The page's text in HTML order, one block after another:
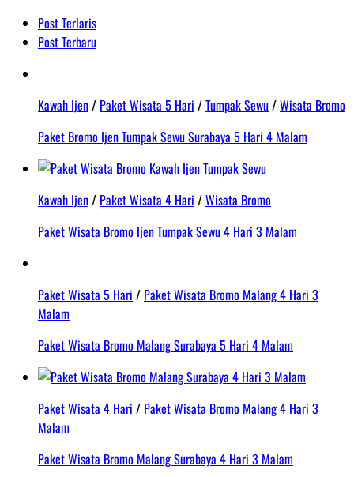
Post Terlaris
Post Terbaru
Kawah Ijen/ Paket Wisata 5 Hari /Tumpak Sewu/Wisata Bromo
Paket Bromo Ijen Tumpak Sewu Surabaya 5 Hari 4 Malam
Kawah Ijen/ Paket Wisata 4 Hari /Wisata Bromo
Paket Wisata Bromo Ijen Tumpak Sewu 4 Hari 3 Malam
Paket Wisata 5 Hari / Paket Wisata Bromo Malang 4 Hari 3
Malam
Paket Wisata Bromo Malang Surabaya 5 Hari 4 Malam
Paket Wisata 4 Hari / Paket Wisata Bromo Malang 4 Hari 3
Malam
Paket Wisata Bromo Malang Surabaya 4 Hari 3 Malam